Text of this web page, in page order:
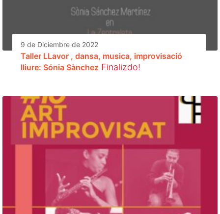
9 de Diciembre de 2022
Taller LLavor , dansa, musica, improvisació
lliure: Sónia Sànchez Finalizdo!